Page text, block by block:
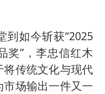
到如今斩获“2025
奖”，李忠信红木
传统文化与现代
场输出一件又一